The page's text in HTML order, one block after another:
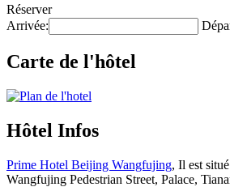
Réserver
Arrivée:
Carte de l'hôtel
Hôtel Infos
Prime Hotel Beijing Wangfujing, Il est
Wangfujing Pedestrian Street, Palace,